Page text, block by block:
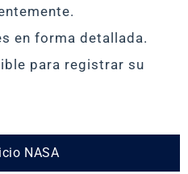
en forma detallada.
para registrar su
NASA